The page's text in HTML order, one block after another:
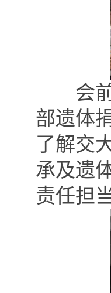
会前
部遗体
了解交
承及遗
责任担